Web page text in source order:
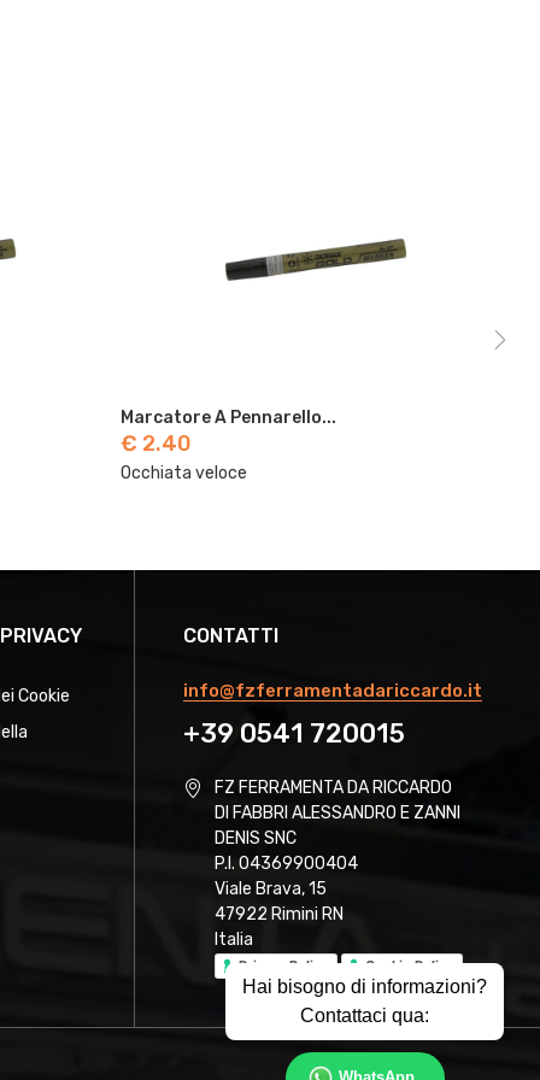
Marcatore A Pennarello...
Hai bisogno di informazioni?
Contattaci qua:
CONTATTI
info@fzferramentadariccardo.it
+39 0541 720015
FZ FERRAMENTA DA RICCARDO
DI FABBRI ALESSANDRO E ZANNI
DENIS SNC
P.I. 04369900404
Viale Brava, 15
47922 Rimini RN
Italia
Privacy Policy Cookie Policy
Cookie